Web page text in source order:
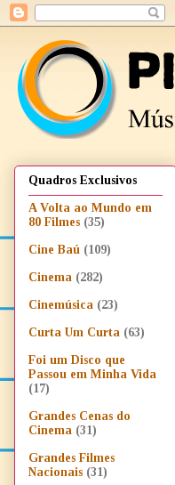
Quadros Exclusivos
A Volta ao Mundo em
80 Filmes (35)
Cine Baú (109)
Cinema (282)
Cinemúsica (23)
Curta Um Curta (63)
Foi um Disco que
Passou em Minha Vida
(17)
Grandes Cenas do
Cinema (31)
Grandes Filmes
Nacionais (31)